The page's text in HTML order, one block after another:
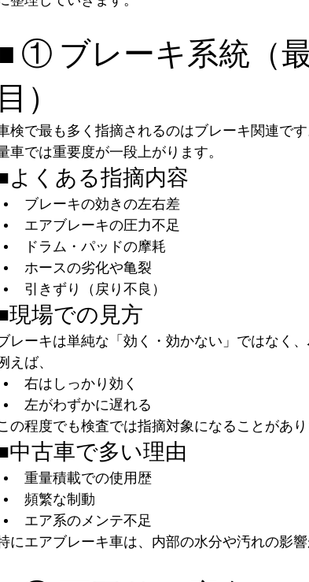
① ブレーキ系統（
目）
検で最も多く指摘されるのはブレーキ関連で
車では重要度が一段上がります。
よくある指摘内容
ブレーキの効きの左右差
エアブレーキの圧力不足
ドラム・パッドの摩耗
ホースの劣化や亀裂
引きずり（戻り不良）
現場での見方
レーキは単純な「効く・効かない」ではなく、
えば、
右はしっかり効く
左がわずかに遅れる
の程度でも検査では指摘対象になることがあり
中古車で多い理由
重量積載での使用歴
頻繁な制動
エア系のメンテ不足
にエアブレーキ車は、内部の水分や汚れの影